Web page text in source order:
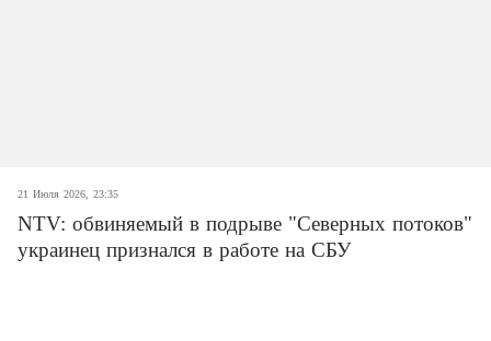
21 Июля 2026, 23:35
NTV: обвиняемый в подрыве "Северных потоков"
украинец признался в работе на СБУ